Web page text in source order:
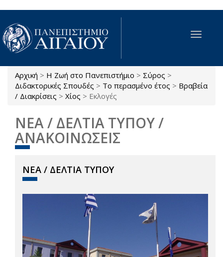
Παράκαμψη προς το κυρίως περιεχόμενο
Toggle
Είστε εδώ
Αρχική > Η Ζωή στο Πανεπιστήμιο > Σύρος >
Διδακτορικές Σπουδές > Το περασμένο έτος > Βραβεία
/ Διακρίσεις > Χίος > Εκλογές
ΝΕΑ / ΔΕΛΤΙΑ ΤΥΠΟΥ /
ΑΝΑΚΟΙΝΩΣΕΙΣ
ΝΕΑ / ΔΕΛΤΙΑ ΤΥΠΟΥ